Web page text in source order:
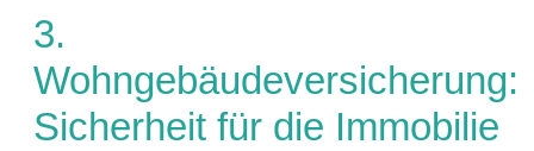
3.
Wohngebäudeversicherung:
Sicherheit für die Immobilie